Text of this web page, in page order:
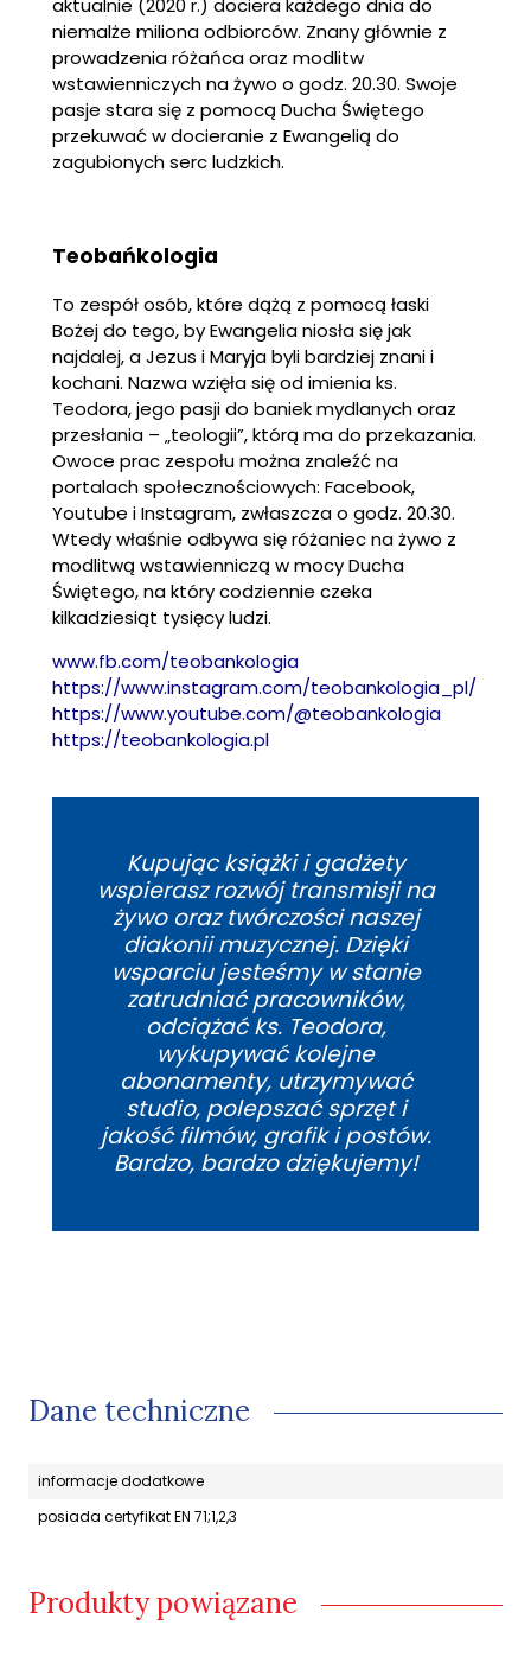
aktualnie (2020 r.) dociera każdego dnia do
niemalże miliona odbiorców. Znany głównie z
prowadzenia różańca oraz modlitw
wstawienniczych na żywo o godz. 20.30. Swoje
pasje stara się z pomocą Ducha Świętego
przekuwać w docieranie z Ewangelią do
zagubionych serc ludzkich.
Teobańkologia
To zespół osób, które dążą z pomocą łaski
Bożej do tego, by Ewangelia niosła się jak
najdalej, a Jezus i Maryja byli bardziej znani i
kochani. Nazwa wzięła się od imienia ks.
Teodora, jego pasji do baniek mydlanych oraz
przesłania – „teologii”, którą ma do przekazania.
Owoce prac zespołu można znaleźć na
portalach społecznościowych: Facebook,
Youtube i Instagram, zwłaszcza o godz. 20.30.
Wtedy właśnie odbywa się różaniec na żywo z
modlitwą wstawienniczą w mocy Ducha
Świętego, na który codziennie czeka
kilkadziesiąt tysięcy ludzi.
www.fb.com/teobankologia
https://www.instagram.com/teobankologia_pl/
https://www.youtube.com/@teobankologia
https://teobankologia.pl
Kupując książki i gadżety
wspierasz rozwój transmisji na
żywo oraz twórczości naszej
diakonii muzycznej. Dzięki
wsparciu jesteśmy w stanie
zatrudniać pracowników,
odciążać ks. Teodora,
wykupywać kolejne
abonamenty, utrzymywać
studio, polepszać sprzęt i
jakość filmów, grafik i postów.
Bardzo, bardzo dziękujemy!
Dane techniczne
informacje dodatkowe
posiada certyfikat EN 71;1,2,3
Produkty powiązane